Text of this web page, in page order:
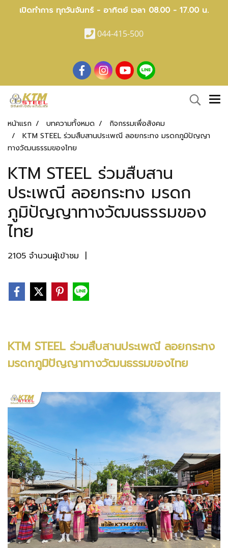
เปิดทำการ ทุกวันจันทร์ - อาทิตย์ เวลา 08.00 - 17.00 น.
044-415-500
หน้าแรก บทความทั้งหมด
กิจกรรมเพื่อสังคม
KTM STEEL ร่วมสืบสานประเพณี ลอยกระทง มรดกภูมิปัญญา
ทางวัฒนธรรมของไทย
KTM STEEL ร่วมสืบสาน
ประเพณี ลอยกระทง มรดก
ภูมิปัญญาทางวัฒนธรรมของ
ไทย
2105 จำนวนผู้เข้าชม |
KTM STEEL ร่วมสืบสานประเพณี ลอยกระทง
มรดกภูมิปัญญาทางวัฒนธรรมของไทย